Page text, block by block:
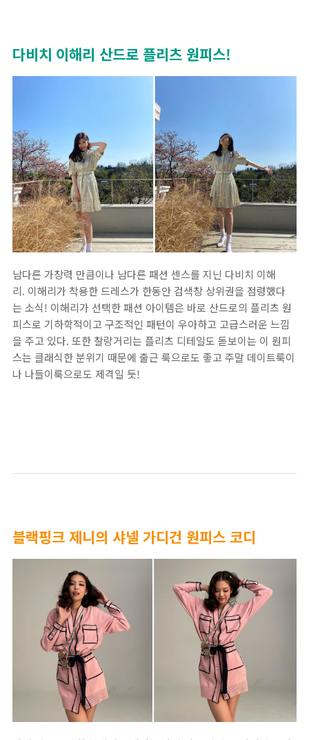
다비치 이해리 산드로 플리츠 원피스!
남다른 가창력 만큼이나 남다른 패션 센스를 지닌 다비치 이해
리. 이해리가 착용한 드레스가 한동안 검색창 상위권을 점령했다
는 소식! 이해리가 선택한 패션 아이템은 바로 산드로의 플리츠 원
피스로 기하학적이고 구조적인 패턴이 우아하고 고급스러운 느낌
을 주고 있다. 또한 찰랑거리는 플리츠 디테일도 돋보이는 이 원피
스는 클래식한 분위기 때문에 출근 룩으로도 좋고 주말 데이트룩이
나 나들이룩으로도 제격일 듯!
블랙핑크 제니의 샤넬 가디건 원피스 코디